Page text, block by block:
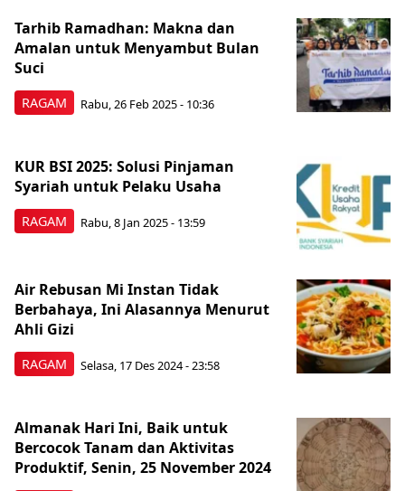
RAGAM
Tarhib Ramadhan: Makna dan
Amalan untuk Menyambut Bulan
Suci
Rabu, 26 Feb 2025 - 10:36
RAGAM
KUR BSI 2025: Solusi Pinjaman
Syariah untuk Pelaku Usaha
Rabu, 8 Jan 2025 - 13:59
RAGAM
Air Rebusan Mi Instan Tidak
Berbahaya, Ini Alasannya Menurut
Ahli Gizi
Selasa, 17 Des 2024 - 23:58
Almanak Hari Ini, Baik untuk
Bercocok Tanam dan Aktivitas
Produktif, Senin, 25 November 2024